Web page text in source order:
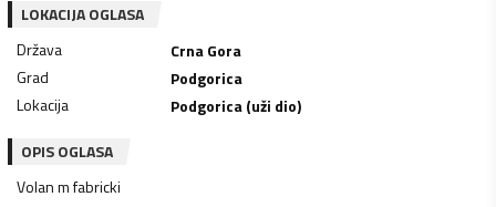
LOKACIJA OGLASA
Država
Crna Gora
Grad
Podgorica
Lokacija
Podgorica (uži dio)
OPIS OGLASA
Volan m fabricki